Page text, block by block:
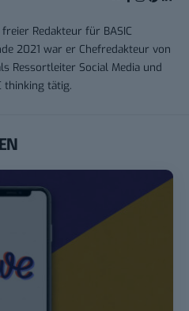
Redakteur für BASIC
2021 war er Chefredakteur von
Ressortleiter Social Media und
thinking tätig.